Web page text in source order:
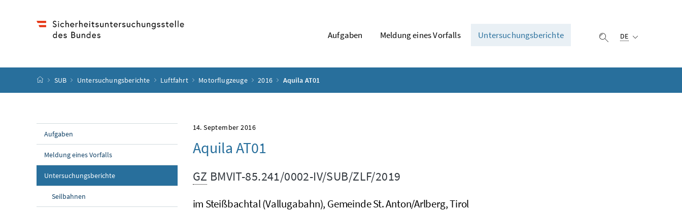
Aufgaben Meldung eines Vorfalls Untersuchungsberichte Suche einblenden
DE
Startseite
SUB Untersuchungsberichte Luftfahrt Motorflugzeuge 2016 Aquila AT01
Aufgaben
Meldung eines Vorfalls
Untersuchungsberichte
Seilbahnen
14. September 2016
Aquila AT01
GZ BMVIT-85.241/0002-IV/SUB/ZLF/2019
im Steißbachtal (Vallugabahn), Gemeinde St. Anton/Arlberg, Tirol